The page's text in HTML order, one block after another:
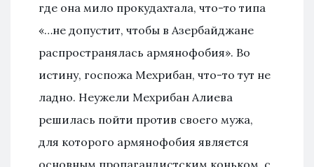
где она мило прокудахтала, что-то типа
«…не допустит, чтобы в Азербайджане
распространялась армянофобия». Во
истину, госпожа Мехрибан, что-то тут не
ладно. Неужели Мехрибан Алиева
решилась пойти против своего мужа,
для которого армянофобия является